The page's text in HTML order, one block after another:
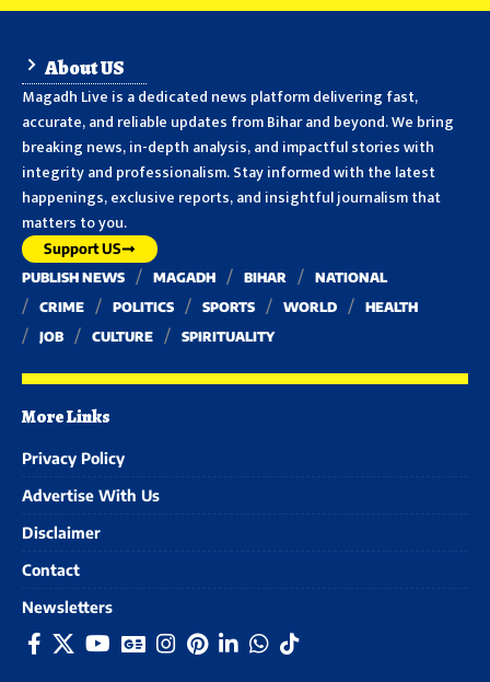
About US
Magadh Live is a dedicated news platform delivering fast,
accurate, and reliable updates from Bihar and beyond. We bring
breaking news, in-depth analysis, and impactful stories with
integrity and professionalism. Stay informed with the latest
happenings, exclusive reports, and insightful journalism that
matters to you.
Support US
PUBLISH NEWS MAGADH BIHAR
NATIONAL
CRIME
POLITICS SPORTS WORLD
HEALTH
JOB
CULTURE SPIRITUALITY
More Links
Privacy Policy
Advertise With Us
Disclaimer
Contact
Newsletters